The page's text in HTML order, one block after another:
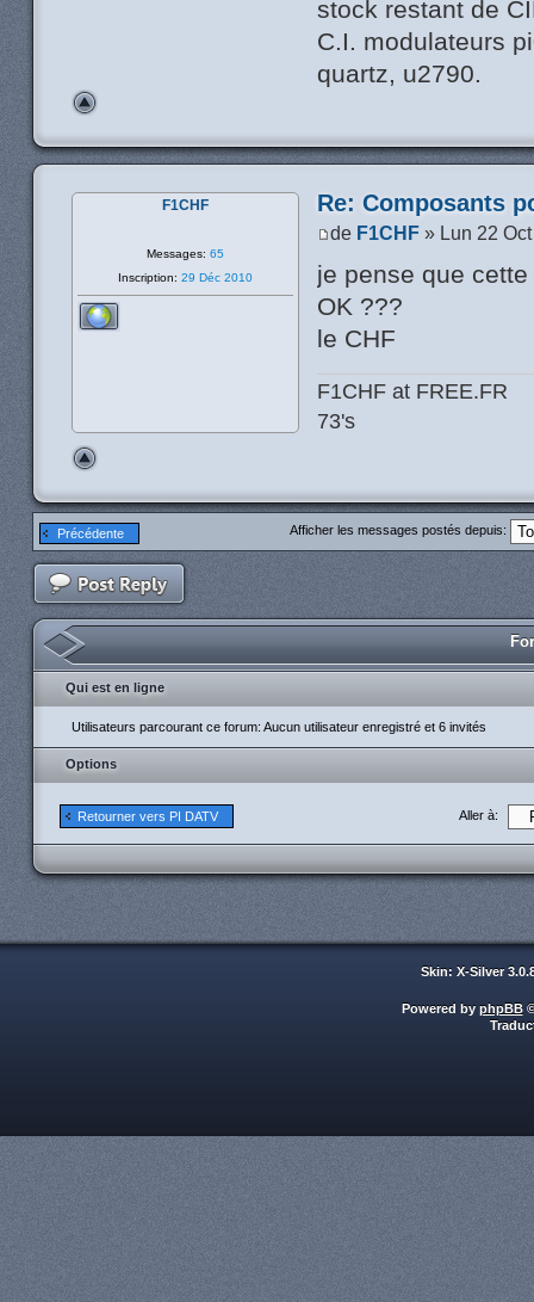
stock restant de
C.I. modulateurs
quartz, u2790.
Re: Composants
de F1CHF » Lun 22
je pense que
OK ???
le CHF
F1CHF at FREE.FR
73's
F1CHF
Messages: 65
Inscription: 29 Déc 2010
Précédente Afficher les messages postés depuis:
Qui est en ligne
Utilisateurs parcourant ce forum: Aucun utilisateur enregistré et 6 invités
Options
Retourner vers PI DATV Aller à:
Skin: X-Silver
Powered by phpBB©